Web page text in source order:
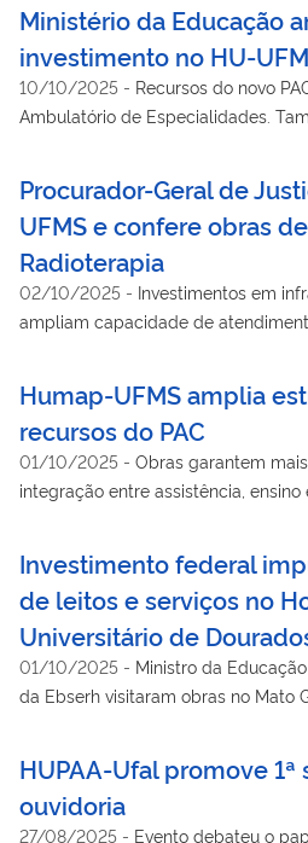
Ministério da Educação
investimento no HU-
10/10/2025 - Recursos do novo
Ambulatório de Especialidades.
Procurador-Geral de
UFMS e confere obras
Radioterapia
02/10/2025 - Investimentos em
ampliam capacidade de
Humap-UFMS amplia
recursos do PAC
01/10/2025 - Obras garantem
integração entre assistência, ensino
Investimento federal
de leitos e serviços no
Universitário de
01/10/2025 - Ministro da
da Ebserh visitaram obras no Mato
HUPAA-Ufal promove 1ª
ouvidoria
27/08/2025 - Evento debateu o